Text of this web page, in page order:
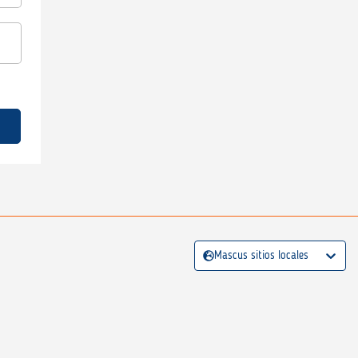
Mascus sitios locales